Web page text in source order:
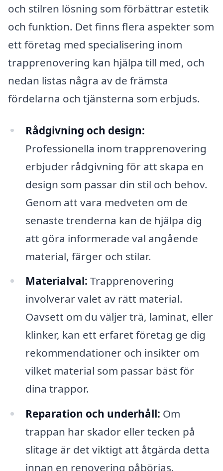
och stilren lösning som förbättrar estetik
och funktion. Det finns flera aspekter som
ett företag med specialisering inom
trapprenovering kan hjälpa till med, och
nedan listas några av de främsta
fördelarna och tjänsterna som erbjuds.
Rådgivning och design:
Professionella inom trapprenovering
erbjuder rådgivning för att skapa en
design som passar din stil och behov.
Genom att vara medveten om de
senaste trenderna kan de hjälpa dig
att göra informerade val angående
material, färger och stilar.
Materialval: Trapprenovering
involverar valet av rätt material.
Oavsett om du väljer trä, laminat, eller
klinker, kan ett erfaret företag ge dig
rekommendationer och insikter om
vilket material som passar bäst för
dina trappor.
Reparation och underhåll: Om
trappan har skador eller tecken på
slitage är det viktigt att åtgärda detta
innan en renovering påbörjas.